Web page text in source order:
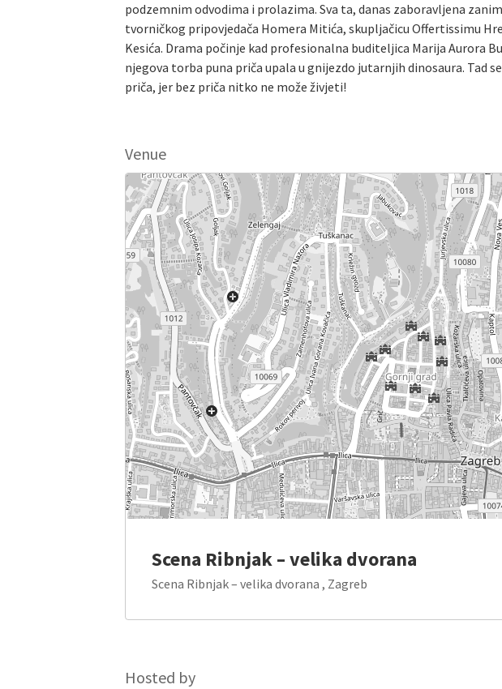
podzemnim odvodima i prolazima. Sva ta, danas zaboravljena
tvorničkog pripovjedača Homera Mitića, skupljačicu Offertissimu
Kesića. Drama počinje kad profesionalna buditeljica Marija Aurora
njegova torba puna priča upala u gnijezdo jutarnjih dinosaura. Tad
priča, jer bez priča nitko ne može živjeti!
Venue
Scena Ribnjak – velika dvorana
Scena Ribnjak – velika dvorana , Zagreb
Hosted by